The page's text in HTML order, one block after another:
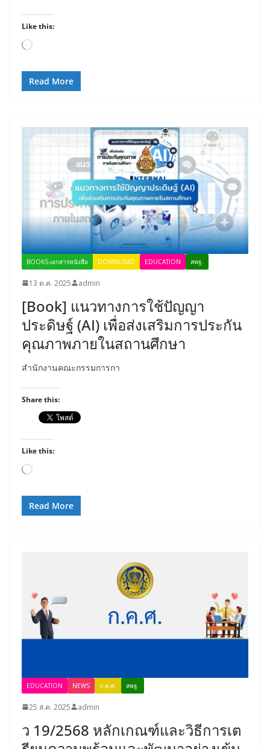
Like this:
Loading…
Read More
BOOKS-เอกสารหนังสือ DOWNLOAD EDUCATION สพฐ.
13 ต.ค. 2025 admin
[Book] แนวทางการใช้ปัญญา
ประดิษฐ์ (AI) เพื่อส่งเสริมการประกัน
คุณภาพภายในสถานศึกษา
สำนักงานคณะกรรมการกา
Share this:
Like this:
Loading…
Read More
EDUCATION NEWS ก.ค.ศ. สพฐ.
25 ส.ค. 2025 admin
ว 19/2568 หลักเกณฑ์และวิธีการเต